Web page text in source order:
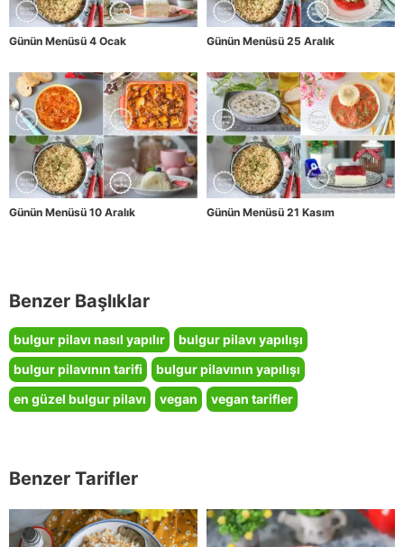
Günün Menüsü 4 Ocak Günün Menüsü 25 Aralık
Günün Menüsü 10 Aralık Günün Menüsü 21 Kasım
Benzer Başlıklar
bulgur pilavı nasıl yapılır
bulgur pilavı yapılışı
bulgur pilavının tarifi
bulgur pilavının yapılışı
en güzel bulgur pilavı
vegan vegan tarifler
Benzer Tarifler